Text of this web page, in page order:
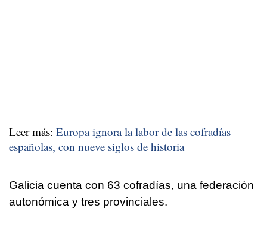
Leer más: Europa ignora la labor de las cofradías
españolas, con nueve siglos de historia
Galicia cuenta con 63 cofradías, una federación
autonómica y tres provinciales.